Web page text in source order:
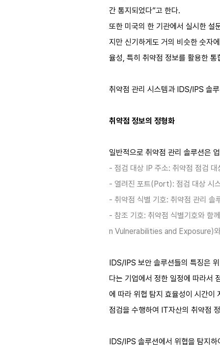
간 통지되었다”고 한다.
또한 미국의 한 기관에서 실시한 설
지만 신기하게도 거의 비슷한 숫자
율성, 특히 취약점 정보를 활용한
취약점 관리 시스템과 IDS/IPS 솔
취약점 정보의 정형화
일반적으로 취약점 관리 솔루션은
- 점검 대상 IP 주소: 취약점 점검
- 열려진 포트(Port): 점검 대상 시
- 취약점 식별 기호: 취약점 관리 솔
- 참조 기호: 취약점 식별기호와 함
n Vulnerabilities and Exposure)
IDS/IPS 보안 솔루션들의 특징은
다는 기업에서 정한 일정에 따라서
에 따라 위협 탐지 효율성이 시간이
점검을 수행하여 IT자산의 취약점
IDS/IPS 솔루션에서 위협을 탐지